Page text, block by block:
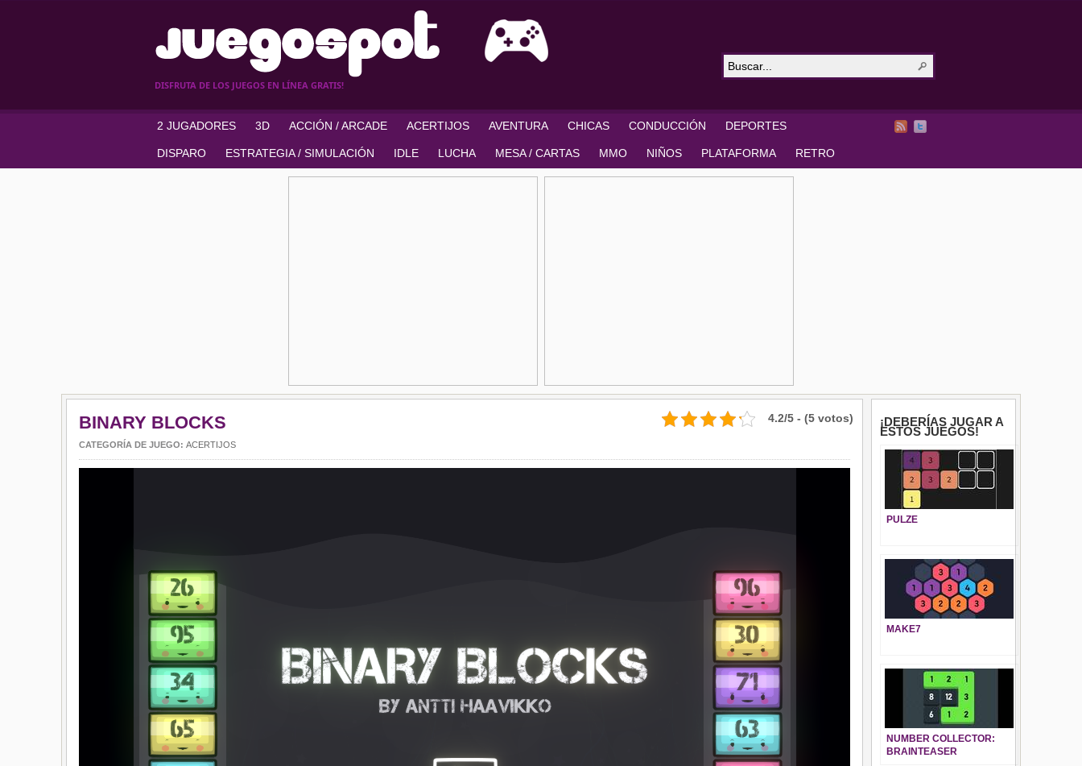
DISFRUTA DE LOS JUEGOS EN LÍNEA GRATIS!
2 JUGADORES 3D ACCIÓN / ARCADE ACERTIJOS AVENTURA CHICAS CONDUCCIÓN DEPORTES
DISPARO ESTRATEGIA / SIMULACIÓN IDLE LUCHA MESA / CARTAS MMO NIÑOS PLATAFORMA RETRO
4.2/5 - (5 votos)
BINARY BLOCKS
CATEGORÍA DE JUEGO: ACERTIJOS
¡DEBERÍAS JUGAR A
ESTOS JUEGOS!
PULZE
MAKE7
NUMBER COLLECTOR:
BRAINTEASER